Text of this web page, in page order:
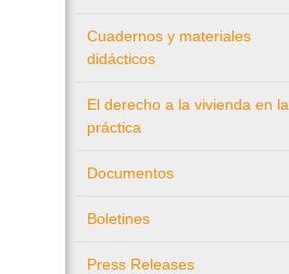
Cuadernos y materiales
didácticos
El derecho a la vivienda en la
práctica
Documentos
Boletines
Press Releases